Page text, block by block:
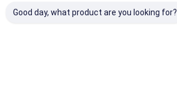
Good day, what product are you looking for?